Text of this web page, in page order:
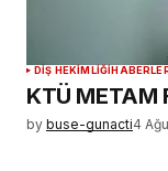
DIŞ HEKIMLIĞI
KTÜ METAM
by buse-gunacti4